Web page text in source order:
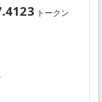
トークン